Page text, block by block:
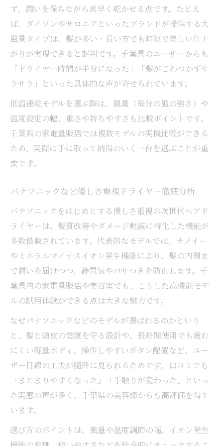
ず、潤いを保ちながら素早く乾かせる点です。たとえ
ば、ダイソンやサロニアといったブランドが提供する大
風量タイプは、髪が多い・長い方でも時短で美しい仕上
がりが実現できると評判です。千葉県のユーザーからも
「ドライヤー時間が半分になった」「髪がごわつかずサ
ラサラ」といった具体的な声が寄せられています。
低温速乾モデルを選ぶ際は、風量（毎分の風の強さ）や
温度設定の幅、重さや持ちやすさも比較ポイントです。
千葉県の家電量販店では複数モデルの実機比較ができる
ため、実際に手に取って納得のいく一台を選ぶことが重
要です。
パナソニックなど優しさ重視ドライヤー徹底分析
パナソニックをはじめとする優しさ重視の次世代ヘアド
ライヤーは、髪質改善やダメージ軽減に特化した機能が
多数搭載されています。代表的なモデルでは、ナノイー
やミネラルマイナスイオン発生機能により、髪の内側ま
で潤いを届けつつ、静電気やパサつきを防止します。千
葉県内の家電量販店や美容室でも、こうした高機能モデ
ルの試用体験ができる点は大きな魅力です。
なぜパナソニックなどのモデルが選ばれるのかという
と、髪と頭皮の健康を守る設計や、長時間使用でも疲れ
にくい軽量ボディ、操作しやすいボタン配置など、ユー
ザー目線の工夫が随所に見られるためです。口コミでも
「まとまりやすくなった」「手触りが変わった」といっ
た実感の声が多く、千葉県の美容師からも高評価を得て
います。
選び方のポイントは、風量や温度調節の幅、イオン発生